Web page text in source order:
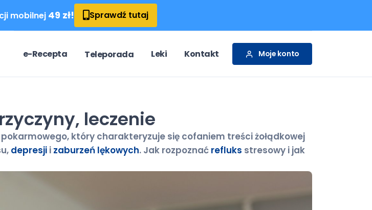
mobilnej 49 zł! Sprawdź tutaj
e-Recepta Teleporada Leki Kontakt Moje konto
leczenie
który charakteryzuje się cofaniem treści żołądkowej
depresji i zaburzeń lękowych. Jak rozpoznać refluks stresowy i jak